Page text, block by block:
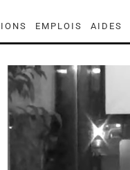
EMPLOIS AIDES